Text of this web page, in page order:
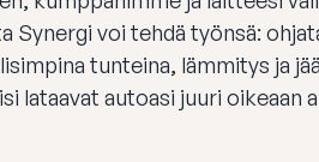
Synergi voi tehdä työnsä:
tunteina, lämmitys ja
lataavat autoasi juuri oikeaan